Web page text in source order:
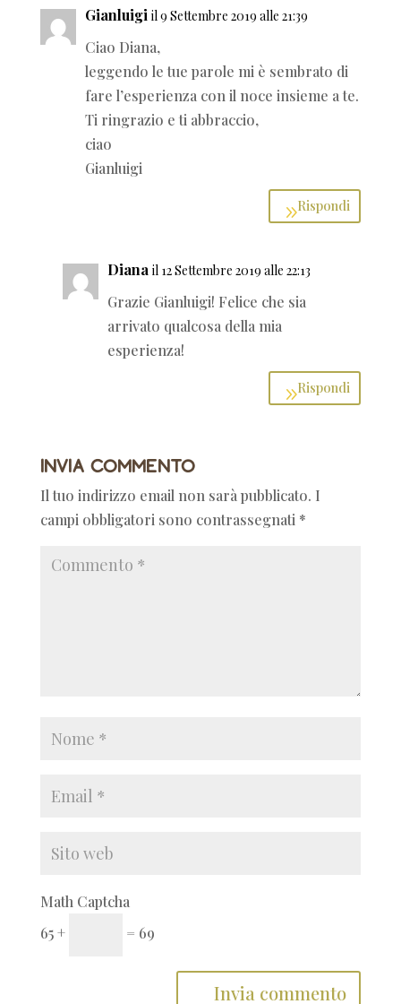
Gianluigi il 9 Settembre 2019 alle 21:39
Ciao Diana,
leggendo le tue parole mi è sembrato di
fare l’esperienza con il noce insieme a te.
Ti ringrazio e ti abbraccio,
ciao
Gianluigi
Rispondi
Diana il 12 Settembre 2019 alle 22:13
Grazie Gianluigi! Felice che sia
arrivato qualcosa della mia
esperienza!
Rispondi
Invia commento
Il tuo indirizzo email non sarà pubblicato. I
campi obbligatori sono contrassegnati *
Math Captcha
65 +
= 69